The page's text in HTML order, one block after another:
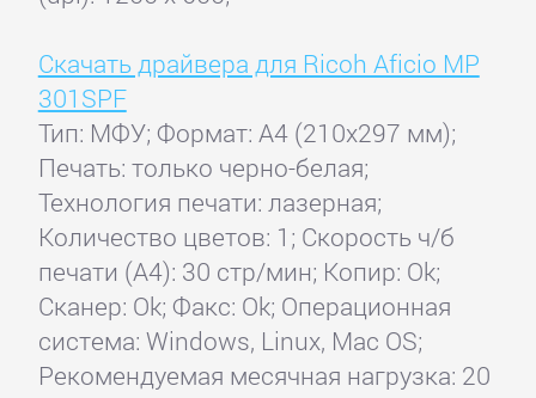
Скачать драйвера для Ricoh Aficio MP
301SPF
Тип: МФУ; Формат: A4 (210x297 мм);
Печать: только черно-белая;
Технология печати: лазерная;
Количество цветов: 1; Скорость ч/б
печати (А4): 30 стр/мин; Копир: Ok;
Сканер: Ok; Факс: Ok; Операционная
система: Windows, Linux, Mac OS;
Рекомендуемая месячная нагрузка: 20